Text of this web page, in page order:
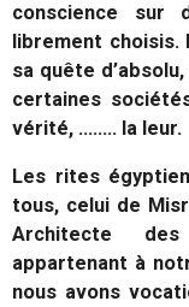
conscience sur
librement choisis.
sa quête
certaines
vérité, …….. la leur.
Les rites
tous, celui de
Architecte
appartenant à
nous avons